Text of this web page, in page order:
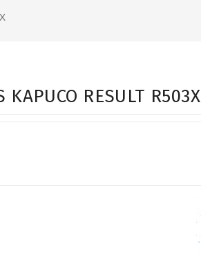
KAPUCO RESULT R503X